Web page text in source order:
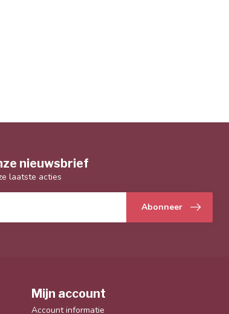
nieuwsbrief
laatste acties
Abonneer
Mijn account
Account informatie